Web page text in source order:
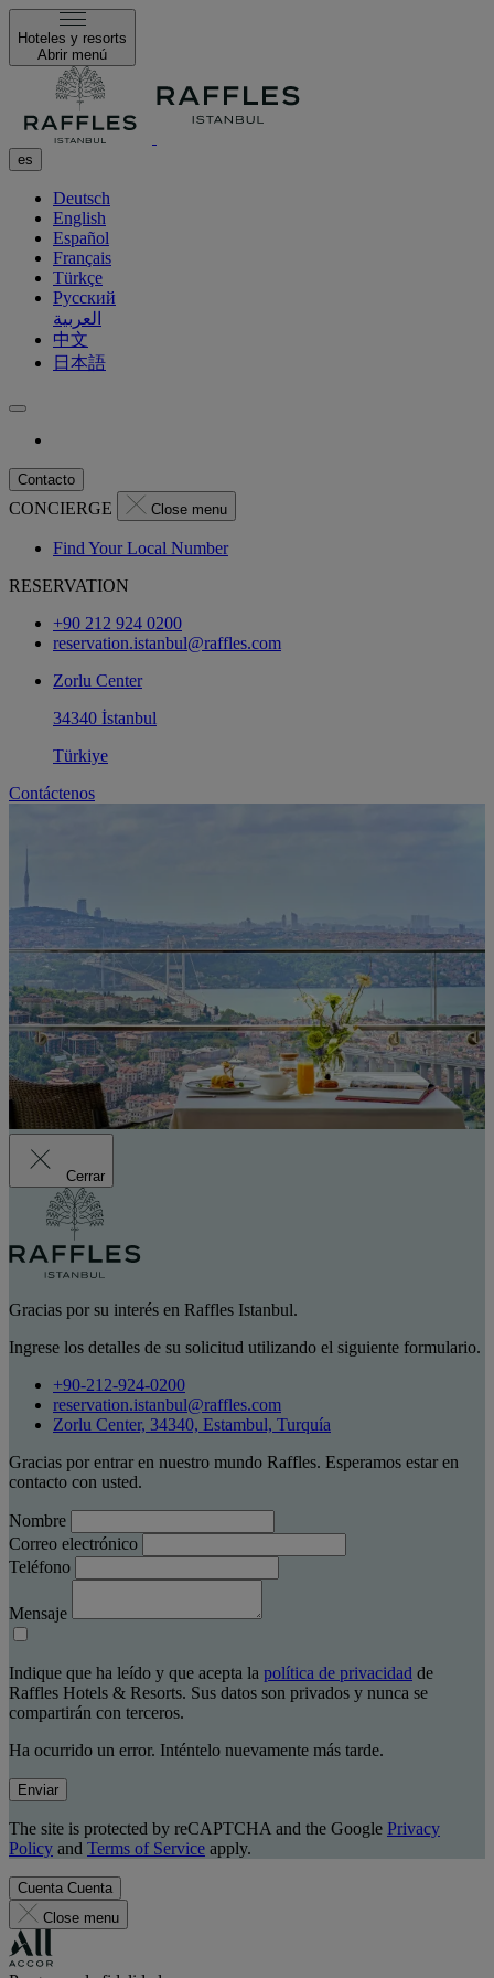
Hoteles y resorts
Abrir menú
es
Deutsch
English
Español
Français
Türkçe
Русский
العربية
中文
日本語
Contacto
CONCIERGE Close menu
Find Your Local Number
RESERVATION
+90 212 924 0200
reservation.istanbul@raffles.com
Zorlu Center
34340 İstanbul
Türkiye
Contáctenos
Cerrar
Gracias por su interés en Raffles Istanbul.
Ingrese los detalles de su solicitud utilizando el siguiente formulario.
+90-212-924-0200
reservation.istanbul@raffles.com
Zorlu Center, 34340, Estambul, Turquía
Gracias por entrar en nuestro mundo Raffles. Esperamos estar en
contacto con usted.
Nombre
Correo electrónico
Teléfono
Mensaje
Indique que ha leído y que acepta la política de privacidad de
Raffles Hotels & Resorts. Sus datos son privados y nunca se
compartirán con terceros.
Ha ocurrido un error. Inténtelo nuevamente más tarde.
Enviar
The site is protected by reCAPTCHA and the Google Privacy
Policy and Terms of Service apply.
Cuenta Cuenta
Close menu